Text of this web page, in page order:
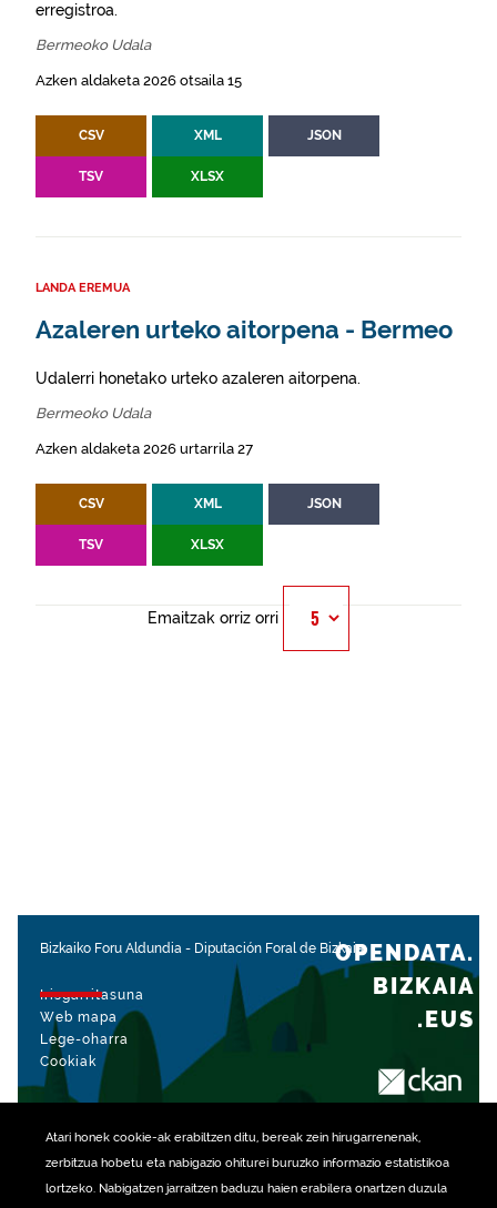
Atari honek cookie-ak erabiltzen ditu, bereak zein hirugarrenenak,
zerbitzua hobetu eta nabigazio ohiturei buruzko informazio estatistikoa
lortzeko. Nabigatzen jarraitzen baduzu haien erabilera onartzen duzula
erregistroa.
Bermeoko Udala
Azken aldaketa 2026 otsaila 15
CSV XML JSON
TSV XLSX
LANDA EREMUA
Azaleren urteko aitorpena - Bermeo
Udalerri honetako urteko azaleren aitorpena.
Bermeoko Udala
Azken aldaketa 2026 urtarrila 27
CSV XML JSON
TSV XLSX
Emaitzak orriz orri
Bizkaiko Foru Aldundia - Diputación Foral de Bizkaia
Irisgarritasuna
Web mapa
Lege-oharra
Cookiak
OPENDATA.
BIZKAIA
.EUS